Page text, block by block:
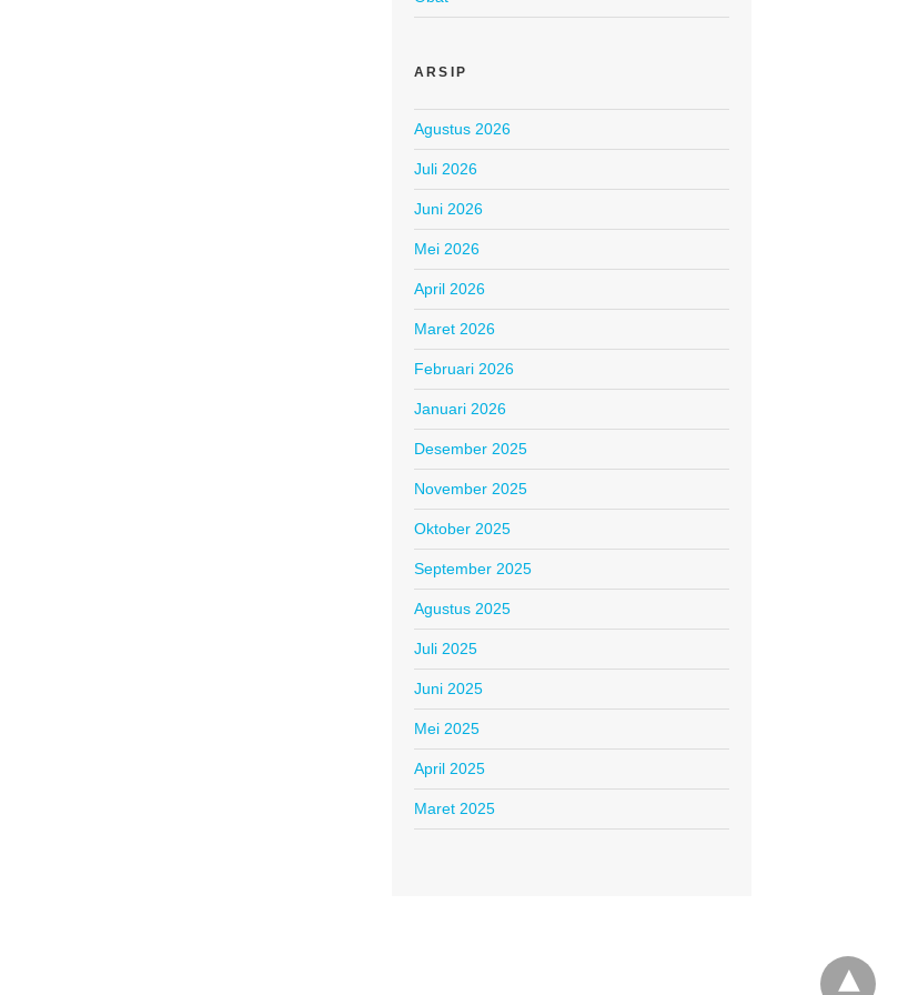
ARSIP
Agustus 2026
Juli 2026
Juni 2026
Mei 2026
April 2026
Maret 2026
Februari 2026
Januari 2026
Desember 2025
November 2025
Oktober 2025
September 2025
Agustus 2025
Juli 2025
Juni 2025
Mei 2025
April 2025
Maret 2025